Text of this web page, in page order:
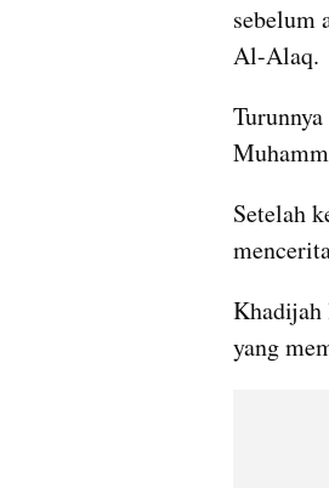
sebelum
Al-Alaq.
Setelah
Khadijah
yang